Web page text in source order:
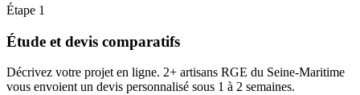
Étape 1
Étude et devis comparatifs
Décrivez votre projet en ligne. 2+ artisans RGE du Seine-Maritime
vous envoient un devis personnalisé sous 1 à 2 semaines.